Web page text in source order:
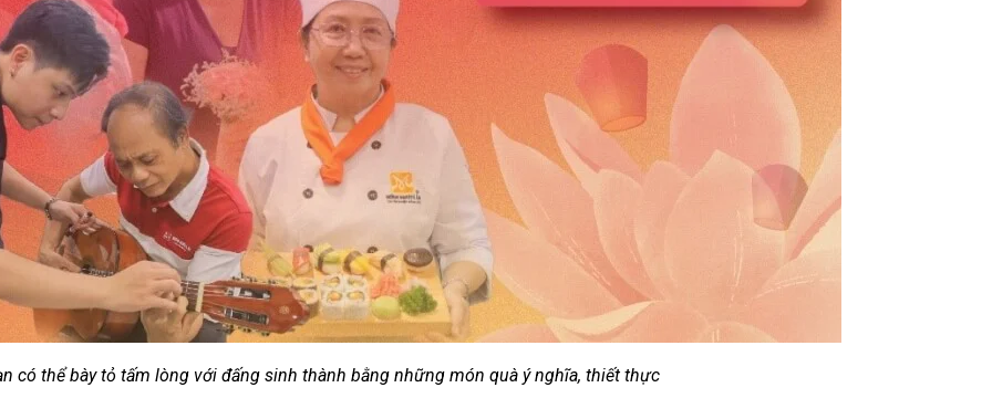
có thể bày tỏ tấm lòng với đấng sinh thành bằng những món quà ý nghĩa, thiết thực